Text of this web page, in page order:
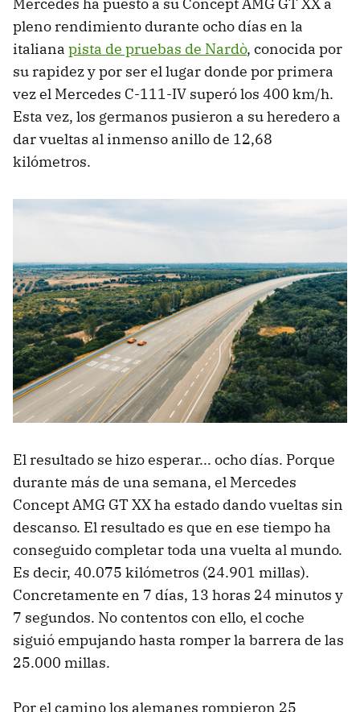
Mercedes ha puesto a su Concept AMG GT XX a
pleno rendimiento durante ocho días en la
italiana pista de pruebas de Nardò, conocida por
su rapidez y por ser el lugar donde por primera
vez el Mercedes C-111-IV superó los 400 km/h.
Esta vez, los germanos pusieron a su heredero a
dar vueltas al inmenso anillo de 12,68
kilómetros.
El resultado se hizo esperar... ocho días. Porque
durante más de una semana, el Mercedes
Concept AMG GT XX ha estado dando vueltas sin
descanso. El resultado es que en ese tiempo ha
conseguido completar toda una vuelta al mundo.
Es decir, 40.075 kilómetros (24.901 millas).
Concretamente en 7 días, 13 horas 24 minutos y
7 segundos. No contentos con ello, el coche
siguió empujando hasta romper la barrera de las
25.000 millas.
Por el camino los alemanes rompieron 25